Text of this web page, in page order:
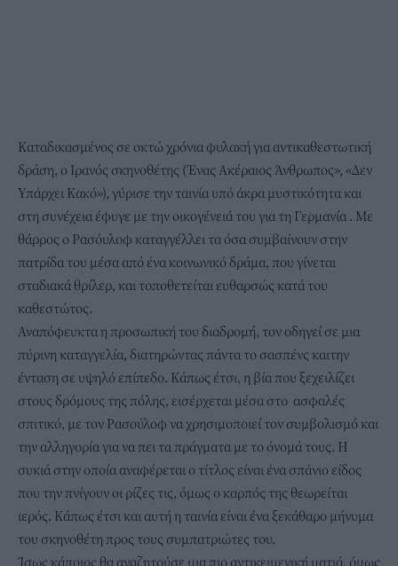
Καταδικασμένος σε οκτώ χρόνια φυλακή για αντικαθεστωτική
δράση, ο Ιρανός σκηνοθέτης (Ένας Ακέραιος Άνθρωπος», «Δεν
Υπάρχει Κακό»), γύρισε την ταινία υπό άκρα μυστικότητα και
στη συνέχεια έφυγε με την οικογένειά του για τη Γερμανία . Με
θάρρος ο Ρασόυλοφ καταγγέλλει τα όσα συμβαίνουν στην
πατρίδα του μέσα από ένα κοινωνικό δράμα, που γίνεται
σταδιακά θρίλερ, και τοποθετείται ευθαρσώς κατά του
καθεστώτος.
Αναπόφευκτα η προσωπική του διαδρομή, τον οδηγεί σε μια
πύρινη καταγγελία, διατηρώντας πάντα το σασπένς καιτην
ένταση σε υψηλό επίπεδο. Κάπως έτσι, η βία που ξεχειλίζει
στους δρόμους της πόλης, εισέρχεται μέσα στο ασφαλές
σπιτικό, με τον Ρασούλοφ να χρησιμοποιεί τον συμβολισμό και
την αλληγορία για να πει τα πράγματα με το όνομά τους. Η
συκιά στην οποία αναφέρεται ο τίτλος είναι ένα σπάνιο είδος
που την πνίγουν οι ρίζες τις, όμως ο καρπός της θεωρείται
ιερός. Κάπως έτσι και αυτή η ταινία είναι ένα ξεκάθαρο μήνυμα
του σκηνοθέτη προς τους συμπατριώτες του.
Ίσως κάποιος θα αναζητούσε μια πιο αντικειμενική ματιά, όμως